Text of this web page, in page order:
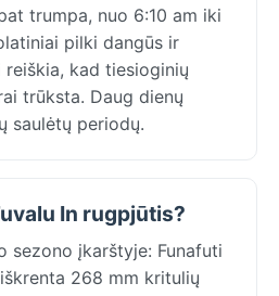
trumpa, nuo 6:10 am iki
pilki dangūs ir
kad tiesioginių
trūksta. Daug dienų
saulėtų periodų.
In rugpjūtis?
sezono įkarštyje: Funafuti
268 mm kritulių